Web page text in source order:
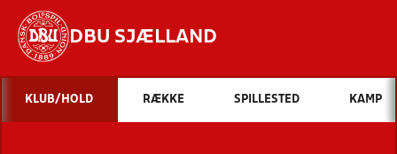
DBU SJÆLLAND
Hvad vil du søge efter?
INDHOLD OG NYHEDER
KLUB/HOLD RÆKKE SPILLESTED KAMP